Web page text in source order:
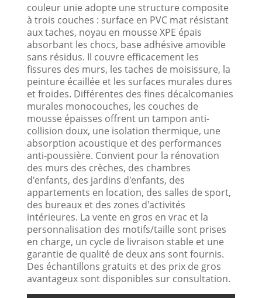
couleur unie adopte une structure composite
à trois couches : surface en PVC mat résistant
aux taches, noyau en mousse XPE épais
absorbant les chocs, base adhésive amovible
sans résidus. Il couvre efficacement les
fissures des murs, les taches de moisissure, la
peinture écaillée et les surfaces murales dures
et froides. Différentes des fines décalcomanies
murales monocouches, les couches de
mousse épaisses offrent un tampon anti-
collision doux, une isolation thermique, une
absorption acoustique et des performances
anti-poussière. Convient pour la rénovation
des murs des crèches, des chambres
d'enfants, des jardins d'enfants, des
appartements en location, des salles de sport,
des bureaux et des zones d'activités
intérieures. La vente en gros en vrac et la
personnalisation des motifs/taille sont prises
en charge, un cycle de livraison stable et une
garantie de qualité de deux ans sont fournis.
Des échantillons gratuits et des prix de gros
avantageux sont disponibles sur consultation.